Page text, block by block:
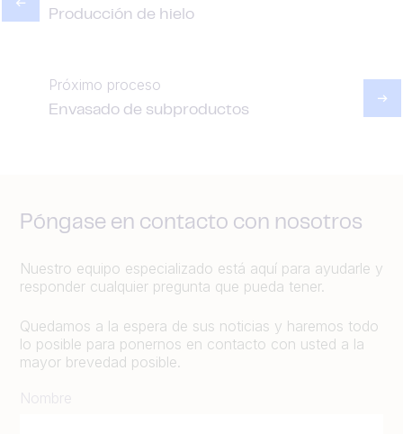
Producción de hielo
Próximo proceso
Envasado de subproductos
Póngase en contacto con nosotros
Nuestro equipo especializado está aquí para ayudarle y
responder cualquier pregunta que pueda tener.
Quedamos a la espera de sus noticias y haremos todo
lo posible para ponernos en contacto con usted a la
mayor brevedad posible.
Nombre